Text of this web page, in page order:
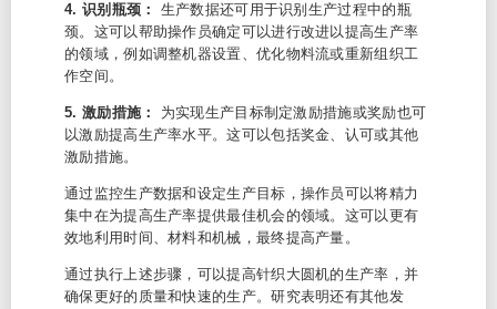
4. 识别瓶颈： 生产数据还可用于识别生产过程中的瓶
颈。这可以帮助操作员确定可以进行改进以提高生产率
的领域，例如调整机器设置、优化物料流或重新组织工
作空间。
5. 激励措施：
为实现生产目标制定激励措施或奖励也可
以激励提高生产率水平。这可以包括奖金、认可或其他
激励措施。
通过监控生产数据和设定生产目标，操作员可以将精力
集中在为提高生产率提供最佳机会的领域。这可以更有
效地利用时间、材料和机械，最终提高产量。
通过执行上述步骤，可以提高针织大圆机的生产率，并
确保更好的质量和快速的生产。研究表明还有其他发